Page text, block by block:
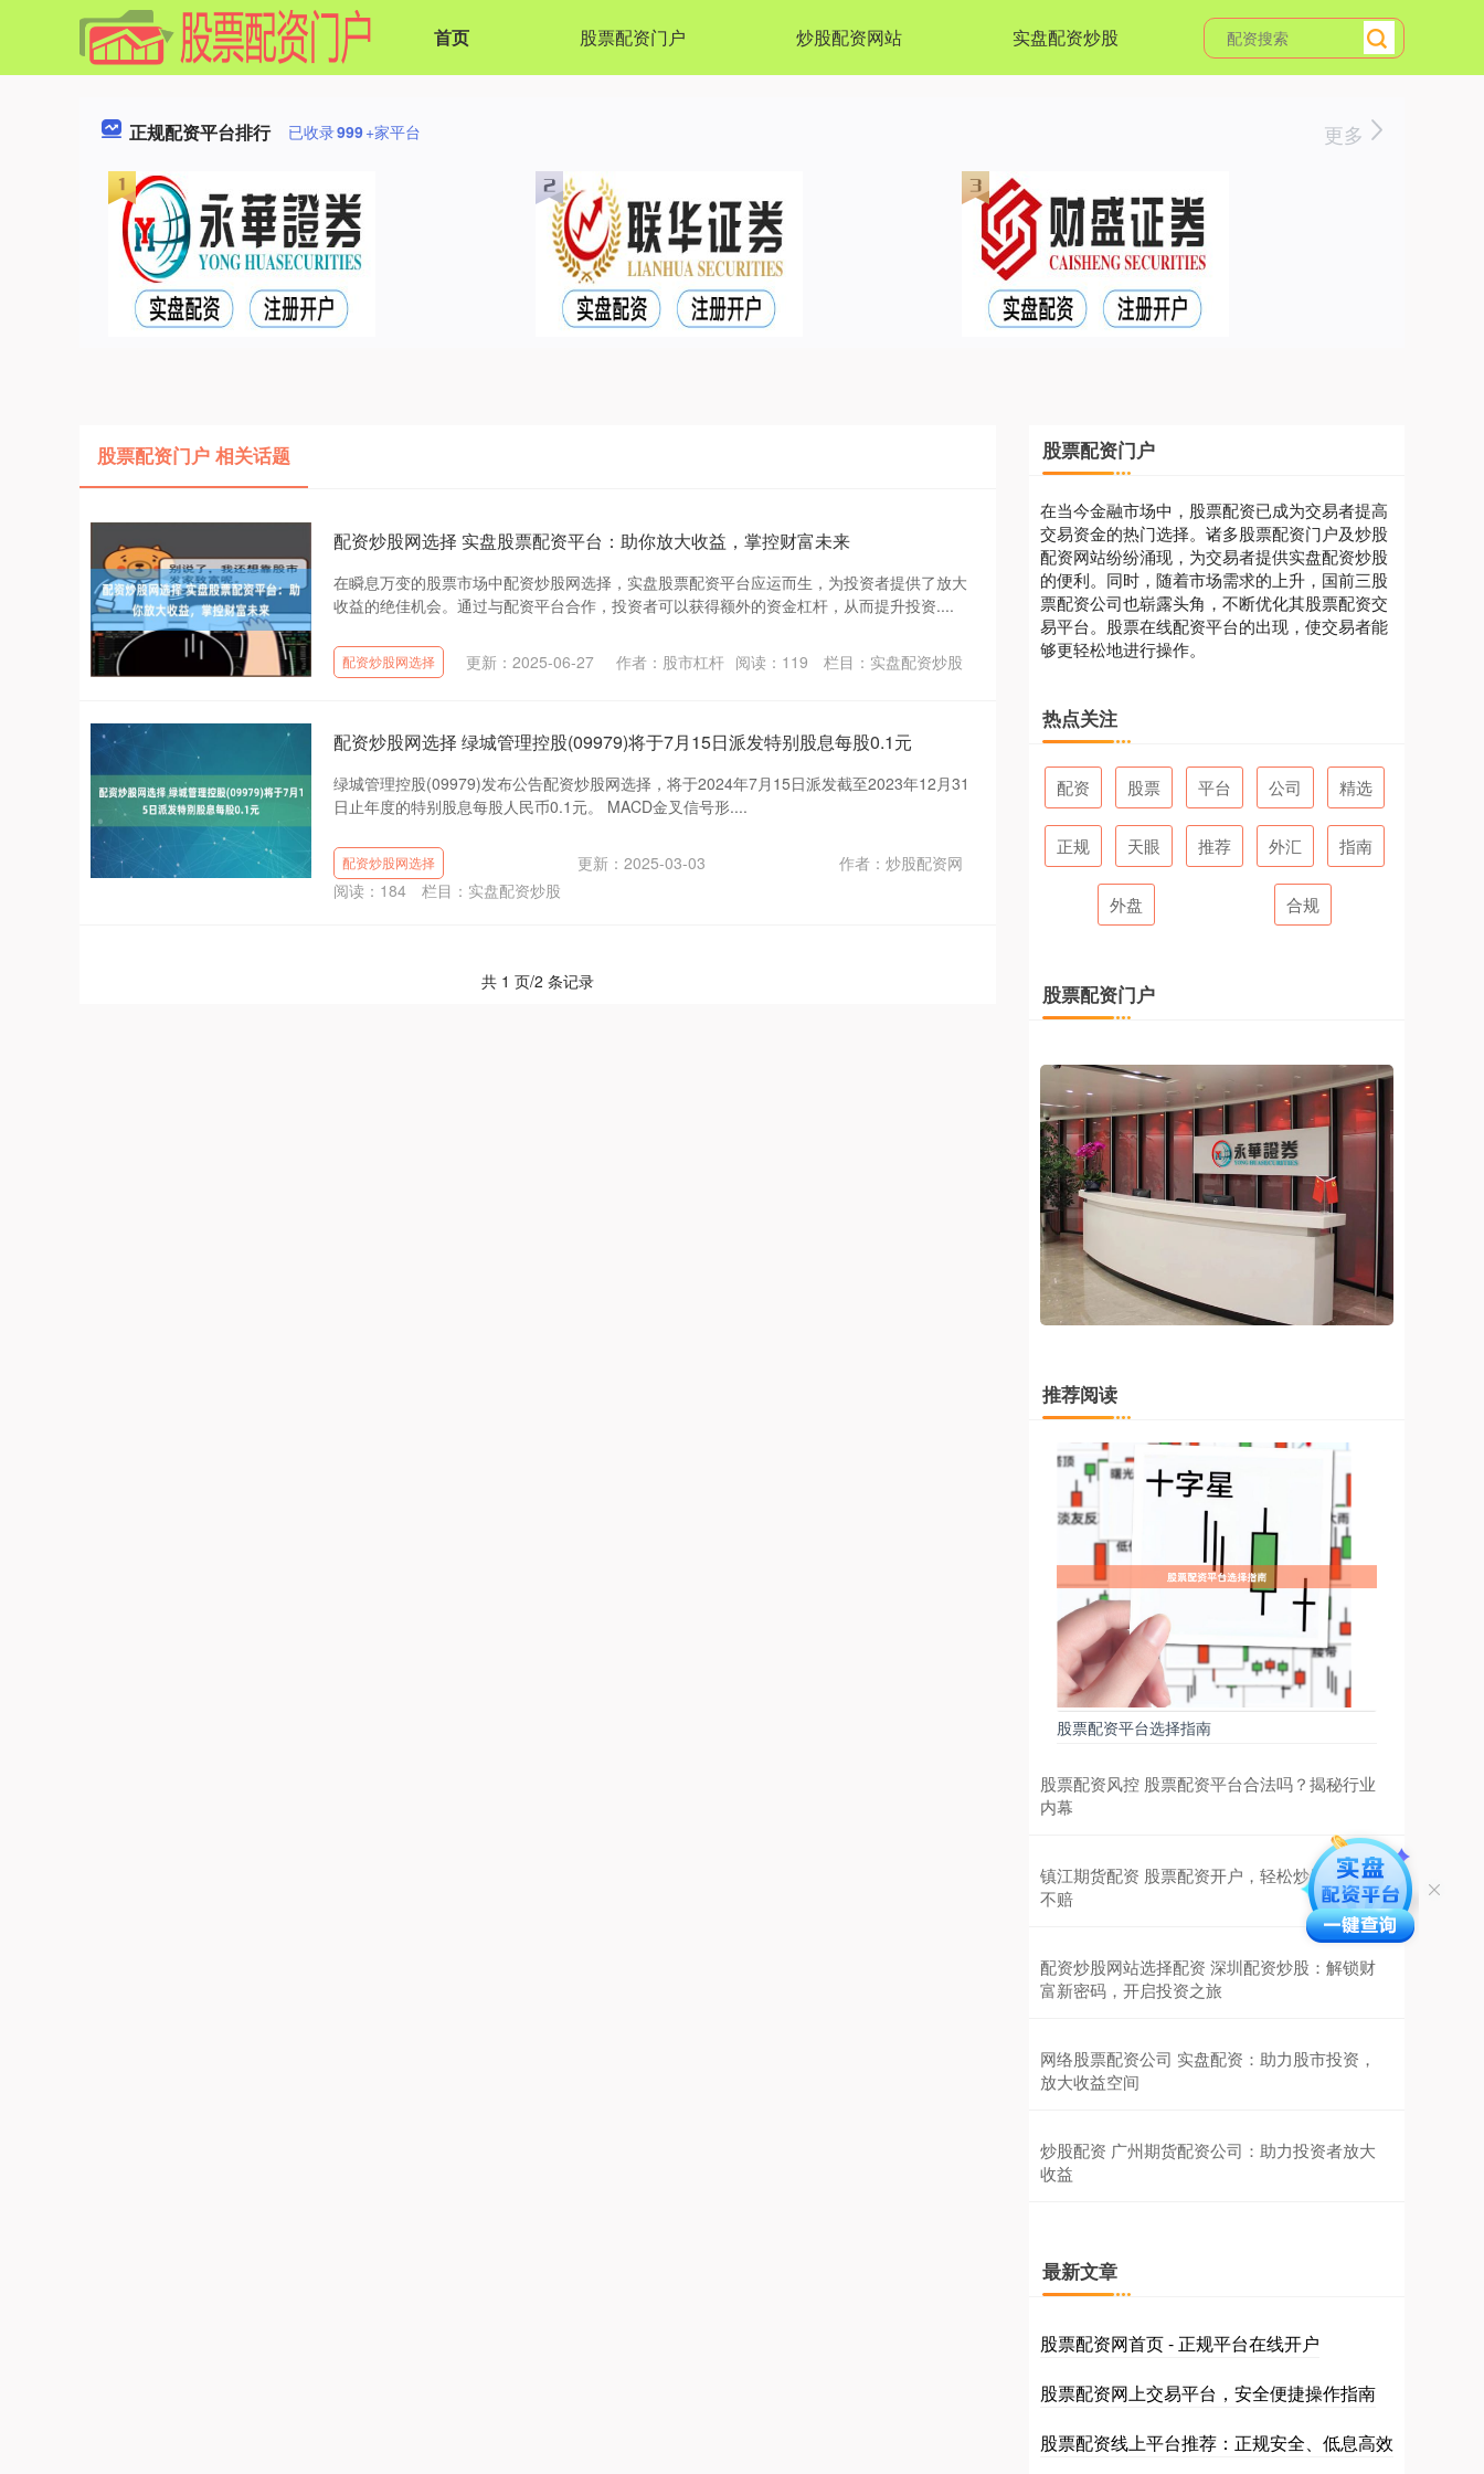
首页 股票配资门户 炒股配资网站 实盘配资炒股
正规配资平台排行 已收录999+家平台 更多
股票配资门户 相关话题
配资炒股网选择 实盘股票配资平台：助你放大收益，掌控财富未来
在瞬息万变的股票市场中配资炒股网选择，实盘股票配资平台应运而生，为投资者提供了放大
收益的绝佳机会。通过与配资平台合作，投资者可以获得额外的资金杠杆，从而提升投资....
配资炒股网选择 更新：2025-06-27 作者：股市杠杆 阅读： 119 栏目： 实盘配资炒股
配资炒股网选择 绿城管理控股(09979)将于7月15日派发特别股息每股0.1元
绿城管理控股(09979)发布公告配资炒股网选择，将于2024年7月15日派发截至2023年12月31
日止年度的特别股息每股人民币0.1元。 MACD金叉信号形....
配资炒股网选择 更新：2025-03-03
作者：炒股配资网
阅读： 184 栏目： 实盘配资炒股
共 1 页/2 条记录
股票配资门户
在当今金融市场中，股票配资已成为交易者提高
交易资金的热门选择。诸多股票配资门户及炒股
配资网站纷纷涌现，为交易者提供实盘配资炒股
的便利。同时，随着市场需求的上升，国前三股
票配资公司也崭露头角，不断优化其股票配资交
易平台。股票在线配资平台的出现，使交易者能
够更轻松地进行操作。
热点关注
配资 股票 平台 公司 精选
正规 天眼 推荐 外汇 指南
外盘 合规
股票配资门户
推荐阅读
股票配资平台选择指南
股票配资风控 股票配资平台合法吗？揭秘行业
内幕
镇江期货配资 股票配资开户，轻松炒股，稳赚
不赔
配资炒股网站选择配资 深圳配资炒股：解锁财
富新密码，开启投资之旅
网络股票配资公司 实盘配资：助力股市投资，
放大收益空间
炒股配资 广州期货配资公司：助力投资者放大
收益
最新文章
股票配资网首页 - 正规平台在线开户
股票配资网上交易平台，安全便捷操作指南
股票配资线上平台推荐：正规安全、低息高效